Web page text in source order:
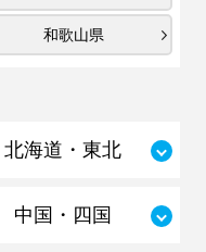
和歌山県
北海道・東北
中国・四国